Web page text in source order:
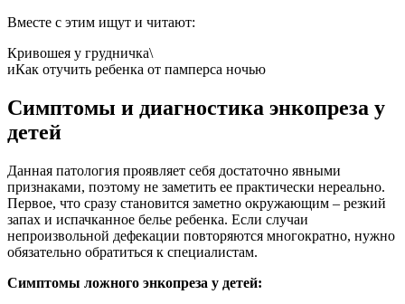
Вместе с этим ищут и читают:
Кривошея у грудничка\
иКак отучить ребенка от памперса ночью
Симптомы и диагностика энкопреза у
детей
Данная патология проявляет себя достаточно явными
признаками, поэтому не заметить ее практически нереально.
Первое, что сразу становится заметно окружающим – резкий
запах и испачканное белье ребенка. Если случаи
непроизвольной дефекации повторяются многократно, нужно
обязательно обратиться к специалистам.
Симптомы ложного энкопреза у детей: